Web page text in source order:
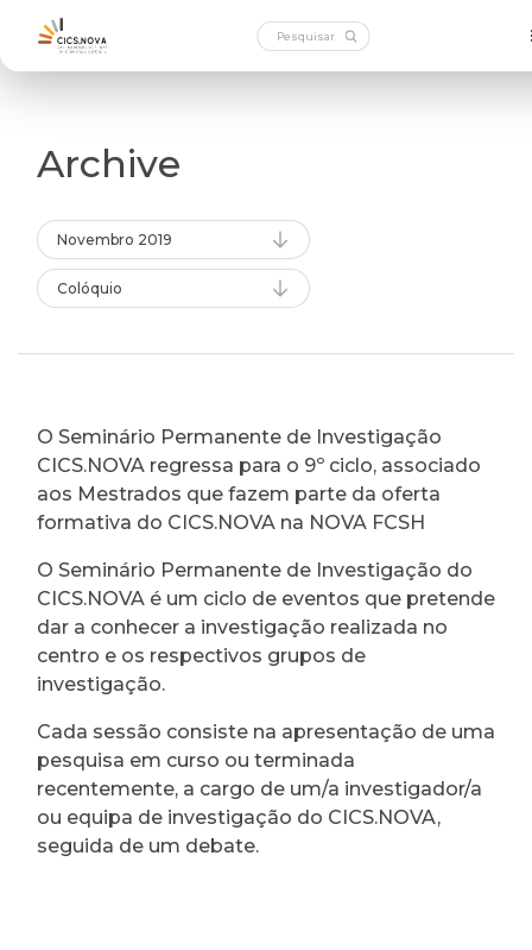
Archive
Novembro 2019
Colóquio
O Seminário Permanente de Investigação
CICS.NOVA regressa para o 9º ciclo, associado
aos Mestrados que fazem parte da oferta
formativa do CICS.NOVA na NOVA FCSH
O Seminário Permanente de Investigação do
CICS.NOVA é um ciclo de eventos que pretende
dar a conhecer a investigação realizada no
centro e os respectivos grupos de
investigação.
Cada sessão consiste na apresentação de uma
pesquisa em curso ou terminada
recentemente, a cargo de um/a investigador/a
ou equipa de investigação do CICS.NOVA,
seguida de um debate.